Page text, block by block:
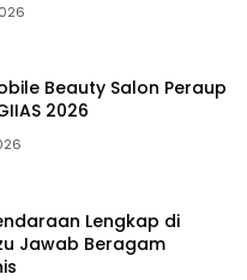
Beauty Salon Peraup
2026
Lengkap di
Jawab Beragam